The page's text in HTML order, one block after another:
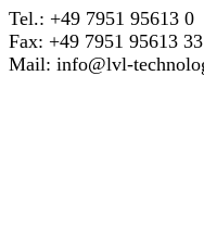
Tel.: +49 7951 95613 0
Fax: +49 7951 95613 33
Mail: info@lvl-